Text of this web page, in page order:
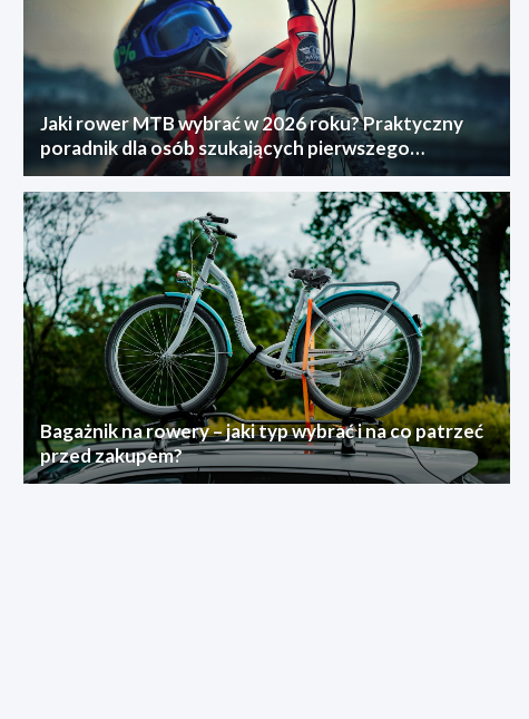
Jaki rower MTB wybrać w 2026 roku? Praktyczny
poradnik dla osób szukających pierwszego
górskiego roweru
Bagażnik na rowery – jaki typ wybrać i na co patrzeć
przed zakupem?